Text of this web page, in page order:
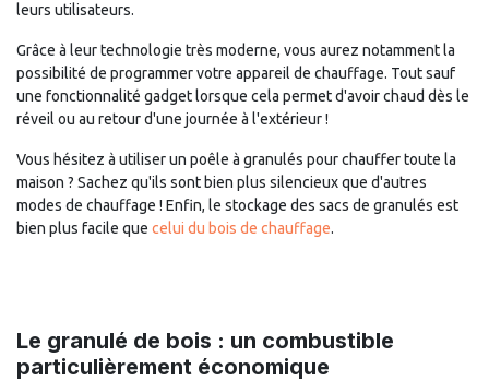
leurs utilisateurs.
Grâce à leur technologie très moderne, vous aurez notamment la
possibilité de programmer votre appareil de chauffage. Tout sauf
une fonctionnalité gadget lorsque cela permet d'avoir chaud dès le
réveil ou au retour d'une journée à l'extérieur !
Vous hésitez à utiliser un poêle à granulés pour chauffer toute la
maison ? Sachez qu'ils sont bien plus silencieux que d'autres
modes de chauffage ! Enfin, le stockage des sacs de granulés est
bien plus facile que celui du bois de chauffage.
Le granulé de bois : un combustible
particulièrement économique